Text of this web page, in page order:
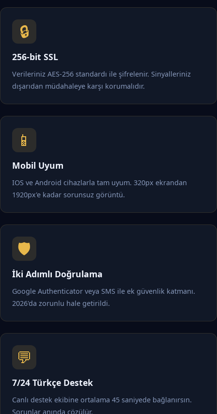
🔒
256-bit SSL
Verileriniz AES-256 standardı ile şifrelenir. Sinyalleriniz
dışarıdan müdahaleye karşı korumalıdır.
📱
Mobil Uyum
IOS ve Android cihazlarla tam uyum. 320px ekrandan
1920px'e kadar sorunsuz görüntü.
🛡️
İki Adımlı Doğrulama
Google Authenticator veya SMS ile ek güvenlik katmanı.
2026'da zorunlu hale getirildi.
💬
7/24 Türkçe Destek
Canlı destek ekibine ortalama 45 saniyede bağlanırsın.
Sorunlar anında çözülür.